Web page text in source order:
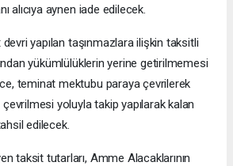
alıcıya aynen iade edilecek.
devri yapılan taşınmazlara ilişkin taksitli
yükümlülüklerin yerine getirilmemesi
teminat mektubu paraya çevrilerek
yoluyla takip yapılarak kalan
edilecek.
taksit tutarları, Amme Alacaklarının